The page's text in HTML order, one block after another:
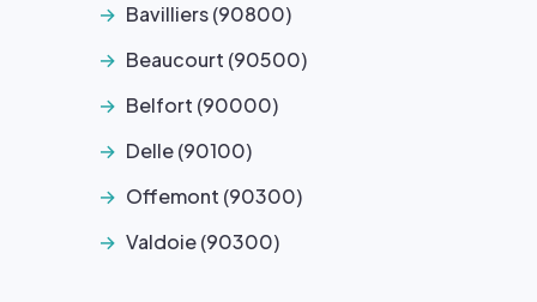
Bavilliers (90800)
Beaucourt (90500)
Belfort (90000)
Delle (90100)
Offemont (90300)
Valdoie (90300)